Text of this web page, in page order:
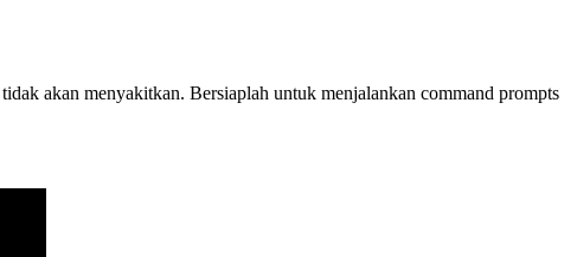
akan menyakitkan. Bersiaplah untuk menjalankan command prompts